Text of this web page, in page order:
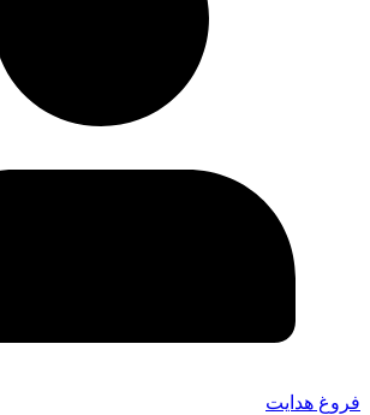
فروغ هدایت